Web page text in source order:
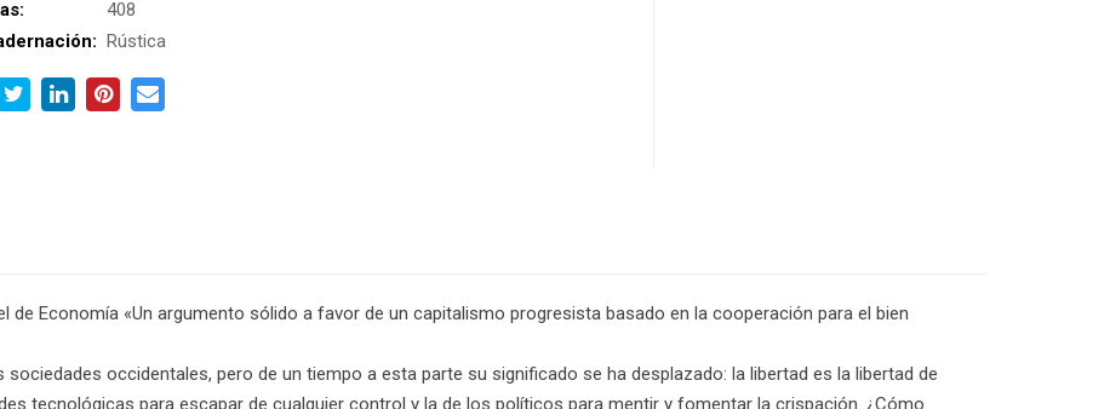
408
Rústica
de Economía «Un argumento sólido a favor de un capitalismo progresista basado en la cooperación para el bien
sociedades occidentales, pero de un tiempo a esta parte su significado se ha desplazado: la libertad es la libertad de
tecnológicas para escapar de cualquier control y la de los políticos para mentir y fomentar la crispación. ¿Cómo